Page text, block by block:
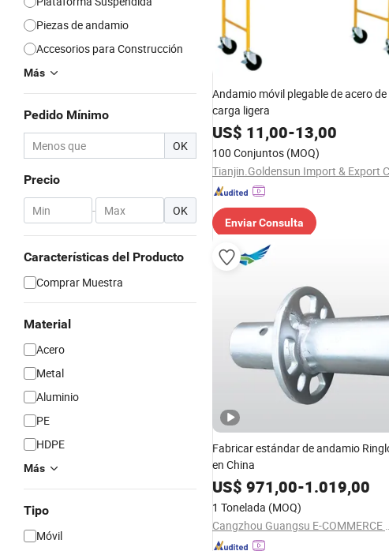
Piezas de andamio
Accesorios para Construcción
Más
Pedido Mínimo
OK
Precio
- OK
Características del Producto
Comprar Muestra
Material
Acero
Metal
Aluminio
PE
HDPE
Más
Tipo
Móvil
Andamio móvil plegable de acero de
carga ligera
US$ 11,00-13,00
100 Conjuntos (MOQ)
Enviar Consulta
Fabricar estándar de andamio
en China
US$ 971,00-1.019,00
1 Tonelada (MOQ)
Cangzhou